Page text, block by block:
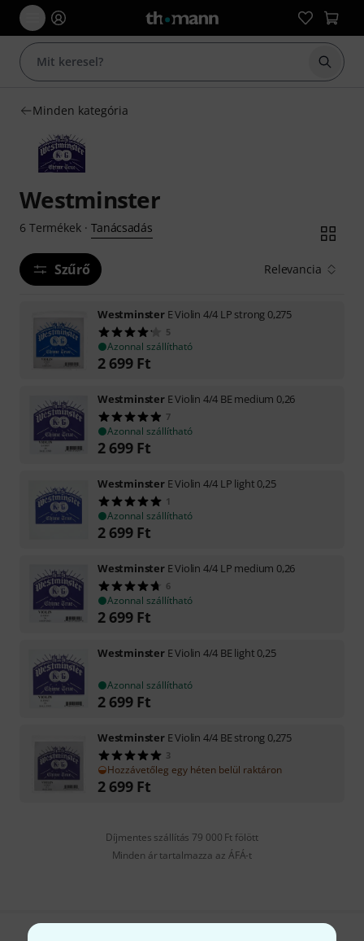
Minden kategória
Westminster
6 Termékek· Tanácsadás
Szűrő Relevancia
Westminster E Violin 4/4 LP strong 0,275
5
Azonnal szállítható
2 699 Ft
Westminster E Violin 4/4 BE medium 0,26
7
Azonnal szállítható
2 699 Ft
Westminster E Violin 4/4 LP light 0,25
1
Azonnal szállítható
2 699 Ft
Westminster E Violin 4/4 LP medium 0,26
6
Azonnal szállítható
2 699 Ft
Westminster E Violin 4/4 BE light 0,25
Azonnal szállítható
2 699 Ft
Westminster E Violin 4/4 BE strong 0,275
3
Hozzávetőleg egy héten belül raktáron
2 699 Ft
Díjmentes szállítás 79 000 Ft fölött
Minden ár tartalmazza az ÁFÁ-t